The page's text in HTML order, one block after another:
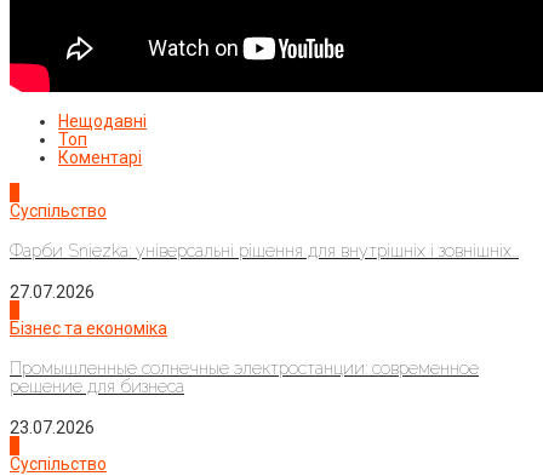
Нещодавні
Топ
Коментарі
Суспільство
Фарби Sniezka: універсальні рішення для внутрішніх і зовнішніх...
27.07.2026
Бізнес та економіка
Промышленные солнечные электростанции: современное
решение для бизнеса
23.07.2026
Суспільство